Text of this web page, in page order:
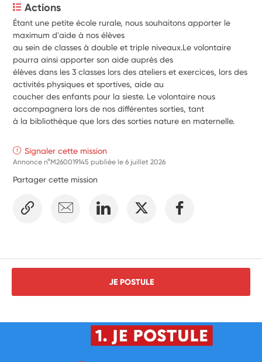
Actions
Étant une petite école rurale, nous souhaitons apporter le
maximum d'aide à nos élèves
au sein de classes à double et triple niveaux.Le volontaire
pourra ainsi apporter son aide auprès des
élèves dans les 3 classes lors des ateliers et exercices, lors des
activités physiques et sportives, aide au
coucher des enfants pour la sieste. Le volontaire nous
accompagnera lors de nos différentes sorties, tant
à la bibliothèque que lors des sorties nature en maternelle.
Signaler cette mission
Annonce n°M260019145 publiée le6 juillet 2026
Partager cette mission
JE POSTULE